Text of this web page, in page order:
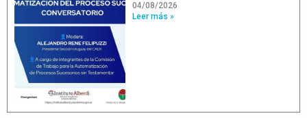
04/08/2026
Leer más »